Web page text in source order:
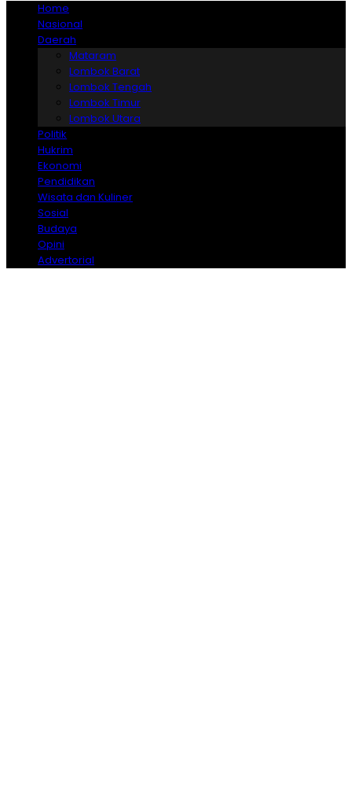
Home
Nasional
Daerah
Mataram
Lombok Barat
Lombok Tengah
Lombok Timur
Lombok Utara
Politik
Hukrim
Ekonomi
Pendidikan
Wisata dan Kuliner
Sosial
Budaya
Opini
Advertorial